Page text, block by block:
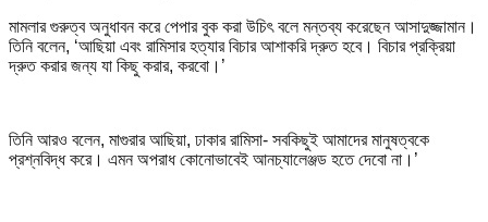
মামলার গুরুত্ব অনুধাবন করে পেপার বুক করা উচিৎ বলে মন্তব্য করেছেন আসাদুজ্জামান।
তিনি বলেন, ‘আছিয়া এবং রামিসার হত্যার বিচার আশাকরি দ্রুত হবে। বিচার প্রক্রিয়া
দ্রুত করার জন্য যা কিছু করার, করবো।’
তিনি আরও বলেন, মাগুরার আছিয়া, ঢাকার রামিসা- সবকিছুই আমাদের মানুষত্বকে
প্রশ্নবিদ্ধ করে। এমন অপরাধ কোনোভাবেই আনচ্যালেঞ্জড হতে দেবো না।’